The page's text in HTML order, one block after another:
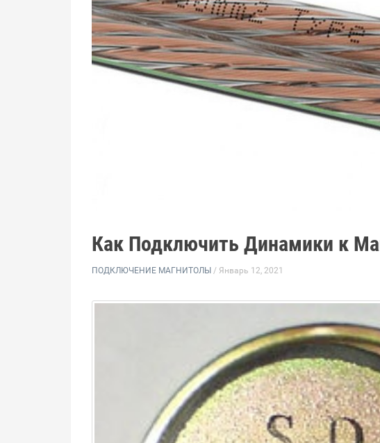
Как Подключить Динамики к
ПОДКЛЮЧЕНИЕ МАГНИТОЛЫ / Январь 12, 2021